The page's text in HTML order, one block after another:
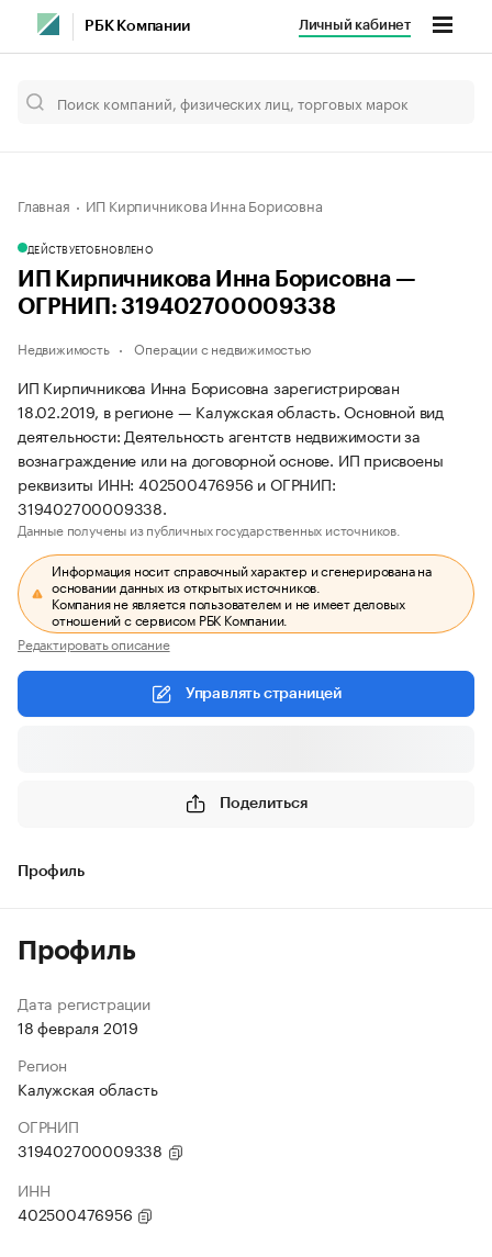
РБК Компании Личный кабинет
Главная ИП Кирпичникова Инна Борисовна
ДЕЙСТВУЕТОБНОВЛЕНО
ИП Кирпичникова Инна Борисовна —
ОГРНИП: 319402700009338
Недвижимость Операции с недвижимостью
ИП Кирпичникова Инна Борисовна зарегистрирован
18.02.2019, в регионе — Калужская область. Основной вид
деятельности: Деятельность агентств недвижимости за
вознаграждение или на договорной основе. ИП присвоены
реквизиты ИНН: 402500476956 и ОГРНИП:
319402700009338.
Данные получены из публичных государственных источников.
Информация носит справочный характер и сгенерирована на
основании данных из открытых источников.
Компания не является пользователем и не имеет деловых
отношений с сервисом РБК Компании.
Редактировать описание
Управлять страницей
Поделиться
Профиль
Профиль
Дата регистрации
18 февраля 2019
Регион
Калужская область
ОГРНИП
319402700009338
ИНН
402500476956